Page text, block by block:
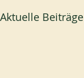
Aktuelle Beiträge